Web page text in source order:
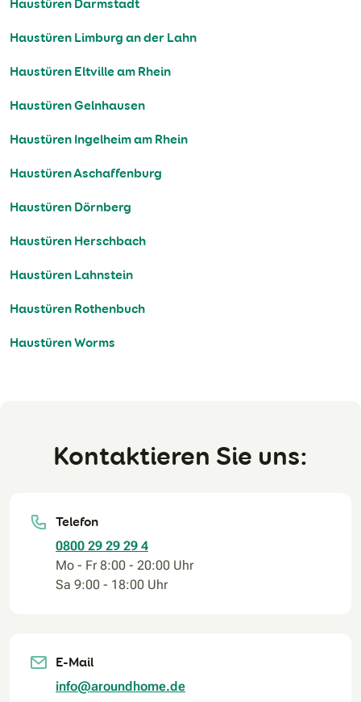
Haustüren Darmstadt
Haustüren Limburg an der Lahn
Haustüren Eltville am Rhein
Haustüren Gelnhausen
Haustüren Ingelheim am Rhein
Haustüren Aschaffenburg
Haustüren Dörnberg
Haustüren Herschbach
Haustüren Lahnstein
Haustüren Rothenbuch
Haustüren Worms
Kontaktieren Sie uns:
Telefon
0800 29 29 29 4
Mo - Fr 8:00 - 20:00 Uhr
Sa 9:00 - 18:00 Uhr
E-Mail
info@aroundhome.de